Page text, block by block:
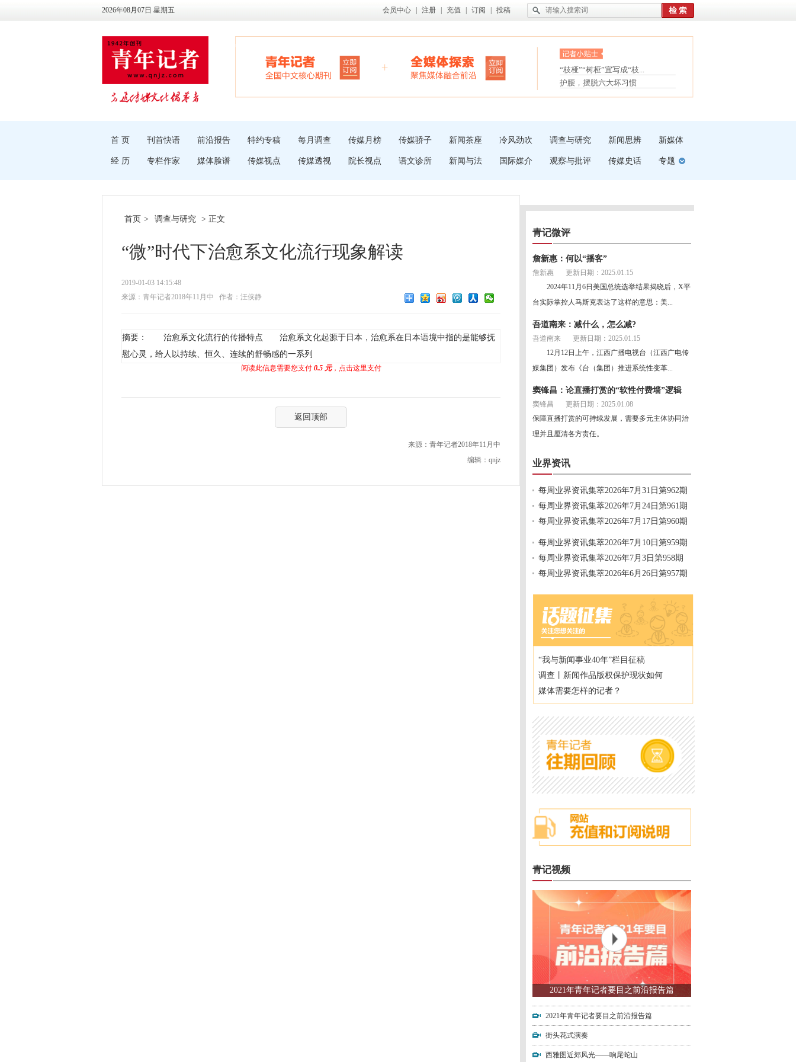
2026年08月07日 星期五 会员中心 注册 充值 订阅 投稿
眼白变红或是结膜下出血
“枝桠”“树桠”宜写成“枝...
夏天缓解疲劳有三招
护腰，摆脱六大坏习惯
受伤了冰敷还是热敷
首 页 刊首快语 前沿报告 特约专稿 每月调查 传媒月榜 传媒骄子 新闻茶座 冷风劲吹 调查与研究 新闻思辨 新媒体
经 历 专栏作家 媒体脸谱 传媒视点 传媒透视 院长视点 语文诊所 新闻与法 国际媒介 观察与批评 传媒史话 专题
首页 > 调查与研究 > 正文
“微”时代下治愈系文化流行现象解读
2019-01-03 14:15:48
来源：青年记者2018年11月中
作者：汪侠静
摘要： 治愈系文化流行的传播特点 治愈系文化起源于日本，治愈系在日本语境中指的是能够抚
慰心灵，给人以持续、恒久、连续的舒畅感的一系列
阅读此信息需要您支付 0.5 元，点击这里支付
返回顶部
来源：青年记者2018年11月中
编辑：qnjz
青记微评
詹新惠：何以“播客”
詹新惠
更新日期：2025.01.15
2024年11月6日美国总统选举结果揭晓后，X平
台实际掌控人马斯克表达了这样的意思：美...
吾道南来：减什么，怎么减?
吾道南来
更新日期：2025.01.15
12月12日上午，江西广播电视台（江西广电传
媒集团）发布《台（集团）推进系统性变革...
窦锋昌：论直播打赏的“软性付费墙”逻辑
窦锋昌
更新日期：2025.01.08
保障直播打赏的可持续发展，需要多元主体协同治
理并且厘清各方责任。
业界资讯
每周业界资讯集萃2026年7月31日第962期
每周业界资讯集萃2026年7月24日第961期
每周业界资讯集萃2026年7月17日第960期
每周业界资讯集萃2026年7月10日第959期
每周业界资讯集萃2026年7月3日第958期
每周业界资讯集萃2026年6月26日第957期
“我与新闻事业40年”栏目征稿
调查丨新闻作品版权保护现状如何
媒体需要怎样的记者？
青记视频
2021年青年记者要目之前沿报告篇
2021年青年记者要目之前沿报告篇
街头花式演奏
西雅图近郊风光——响尾蛇山